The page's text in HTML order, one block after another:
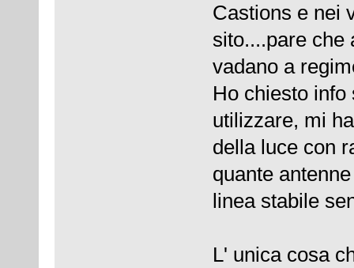
Castions e nei
sito....pare che
vadano a
Ho chiesto info
utilizzare, mi
della luce con
quante
linea stabile
L' unica cosa